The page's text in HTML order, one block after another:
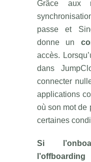
Grâce aux
passe et
donne un
accès.
dans
connecter
applications
où son mot de
certaines
Si